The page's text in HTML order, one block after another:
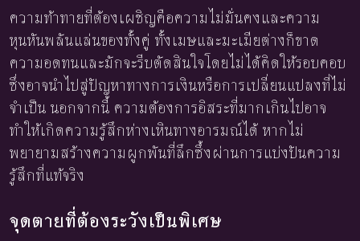
ความท้าทายที่ต้องเผชิญคือความไม่มั่นคงและความ
หุนหันพลันแล่นของทั้งคู่ ทั้งเมษและมะเมียต่างก็ขาด
ความอดทนและมักจะรีบตัดสินใจโดยไม่ได้คิดให้รอบคอบ
ซึ่งอาจนำไปสู่ปัญหาทางการเงินหรือการเปลี่ยนแปลงที่ไม่
จำเป็น นอกจากนี้ ความต้องการอิสระที่มากเกินไปอาจ
ทำให้เกิดความรู้สึกห่างเหินทางอารมณ์ได้ หากไม่
พยายามสร้างความผูกพันที่ลึกซึ้งผ่านการแบ่งปันความ
รู้สึกที่แท้จริง
จุดตายที่ต้องระวังเป็นพิเศษ